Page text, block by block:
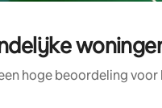
hoge beoordeling